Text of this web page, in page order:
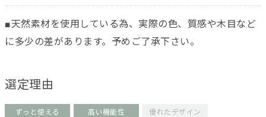
■天然素材を使用している為、実際の色、質感や木目など
に多少の差があります。予めご了承下さい。
選定理由
ずっと使える 高い機能性 優れたデザイン